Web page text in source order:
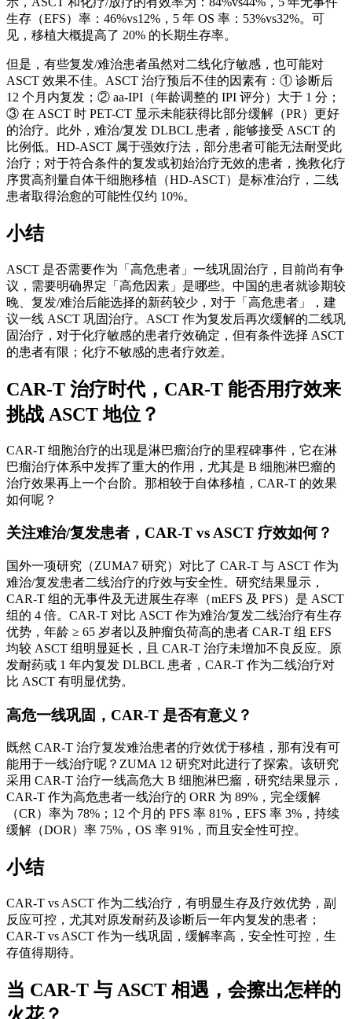
生存（EFS）率：46%vs12%，5 年 OS 率：53%vs32%。可
见，移植大概提高了 20% 的长期生存率。
但是，有些复发/难治患者虽然对二线化疗敏感，也可能对
ASCT 效果不佳。ASCT 治疗预后不佳的因素有：① 诊断后
12 个月内复发；② aa-IPI（年龄调整的 IPI 评分）大于 1 分；
③ 在 ASCT 时 PET-CT 显示未能获得比部分缓解（PR）更好
的治疗。此外，难治/复发 DLBCL 患者，能够接受 ASCT 的
比例低。HD-ASCT 属于强效疗法，部分患者可能无法耐受此
治疗；对于符合条件的复发或初始治疗无效的患者，挽救化疗
序贯高剂量自体干细胞移植（HD-ASCT）是标准治疗，二线
患者取得治愈的可能性仅约 10%。
小结
ASCT 是否需要作为「高危患者」一线巩固治疗，目前尚有争
议，需要明确界定「高危因素」是哪些。中国的患者就诊期较
晚、复发/难治后能选择的新药较少，对于「高危患者」，建
议一线 ASCT 巩固治疗。ASCT 作为复发后再次缓解的二线巩
固治疗，对于化疗敏感的患者疗效确定，但有条件选择 ASCT
的患者有限；化疗不敏感的患者疗效差。
CAR-T 治疗时代，CAR-T 能否用疗效来
挑战 ASCT 地位？
CAR-T 细胞治疗的出现是淋巴瘤治疗的里程碑事件，它在淋
巴瘤治疗体系中发挥了重大的作用，尤其是 B 细胞淋巴瘤的
治疗效果再上一个台阶。那相较于自体移植，CAR-T 的效果
如何呢？
关注难治/复发患者，CAR-T vs ASCT 疗效如何？
国外一项研究（ZUMA7 研究）对比了 CAR-T 与 ASCT 作为
难治/复发患者二线治疗的疗效与安全性。研究结果显示，
CAR-T 组的无事件及无进展生存率（mEFS 及 PFS）是 ASCT
组的 4 倍。CAR-T 对比 ASCT 作为难治/复发二线治疗有生存
优势，年龄 ≥ 65 岁者以及肿瘤负荷高的患者 CAR-T 组 EFS
均较 ASCT 组明显延长，且 CAR-T 治疗未增加不良反应。原
发耐药或 1 年内复发 DLBCL 患者，CAR-T 作为二线治疗对
比 ASCT 有明显优势。
高危一线巩固，CAR-T 是否有意义？
既然 CAR-T 治疗复发难治患者的疗效优于移植，那有没有可
能用于一线治疗呢？ZUMA 12 研究对此进行了探索。该研究
采用 CAR-T 治疗一线高危大 B 细胞淋巴瘤，研究结果显示，
CAR-T 作为高危患者一线治疗的 ORR 为 89%，完全缓解
（CR）率为 78%；12 个月的 PFS 率 81%，EFS 率 3%，持续
缓解（DOR）率 75%，OS 率 91%，而且安全性可控。
小结
CAR-T vs ASCT 作为二线治疗，有明显生存及疗效优势，副
反应可控，尤其对原发耐药及诊断后一年内复发的患者；
CAR-T vs ASCT 作为一线巩固，缓解率高，安全性可控，生
存值得期待。
当 CAR-T 与 ASCT 相遇，会擦出怎样的